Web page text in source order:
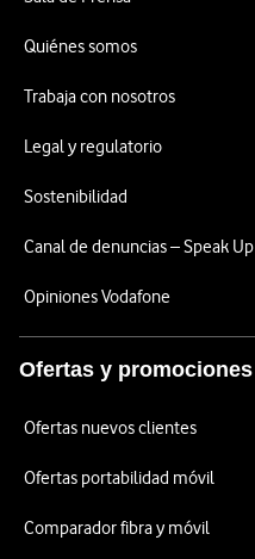
Quiénes somos
Trabaja con nosotros
Legal y regulatorio
Sostenibilidad
Canal de denuncias – Speak Up
Opiniones Vodafone
Ofertas y promociones
Ofertas nuevos clientes
Ofertas portabilidad móvil
Comparador fibra y móvil